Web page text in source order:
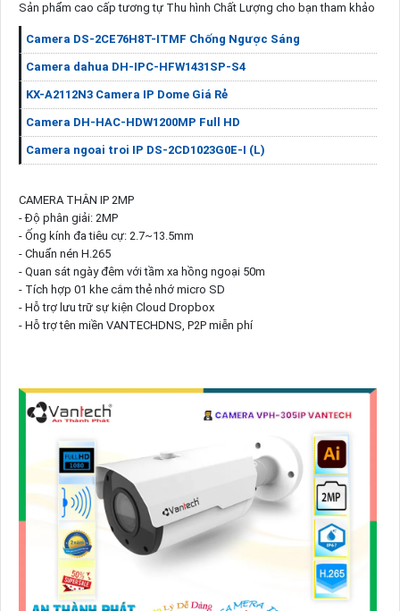
Sản phẩm cao cấp tương tự Thu hình Chất Lượng cho bạn tham khảo
Camera DS-2CE76H8T-ITMF Chống Ngược Sáng
Camera dahua DH-IPC-HFW1431SP-S4
KX-A2112N3 Camera IP Dome Giá Rẻ
Camera DH-HAC-HDW1200MP Full HD
Camera ngoai troi IP DS-2CD1023G0E-I (L)
CAMERA THÂN IP 2MP
- Độ phân giải: 2MP
- Ống kính đa tiêu cự: 2.7~13.5mm
- Chuẩn nén H.265
- Quan sát ngày đêm với tầm xa hồng ngoại 50m
- Tích hợp 01 khe cắm thẻ nhớ micro SD
- Hỗ trợ lưu trữ sự kiện Cloud Dropbox
- Hỗ trợ tên miền VANTECHDNS, P2P miễn phí